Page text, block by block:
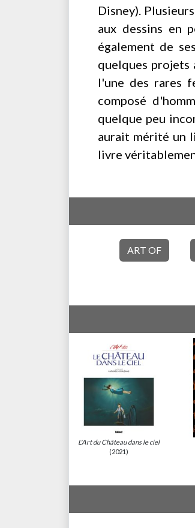
Disney).
aux dessins en
également de
quelques projets
l'une des rares
composé
quelque peu
aurait mérité un
livre
ART OF
L'Art du Château dans le ciel
(2021)